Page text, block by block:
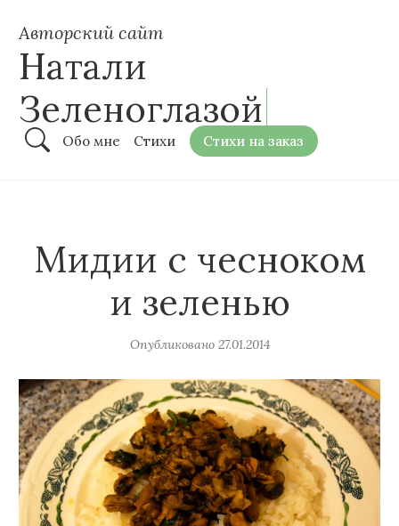
Авторский сайт
Натали
Зеленоглазой
Обо мне Стихи Стихи на заказ
Мидии с чесноком
и зеленью
Опубликовано 27.01.2014